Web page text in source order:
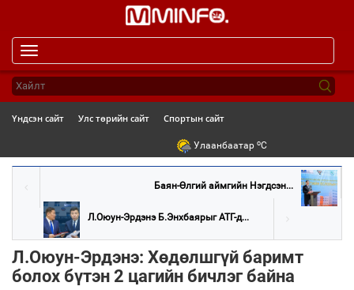
navigation
Үндсэн сайт Улс төрийн сайт Спортын сайт
Улаанбаатар oC
Баян-Өлгий аймгийн Нэгдсэн...
Л.Оюун-Эрдэнэ Б.Энхбаярыг АТГ-д...
Л.Оюун-Эрдэнэ: Хөдөлшгүй баримт
болох бүтэн 2 цагийн бичлэг байна